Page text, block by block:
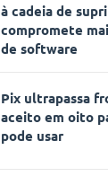
à cadeia de
compromete
de software
Pix ultrapassa
aceito em oito
pode usar